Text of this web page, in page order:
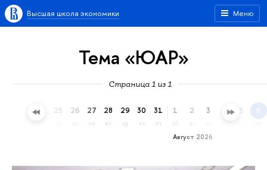
Меню
Высшая школа экономики
Тема «ЮАР»
Страница 1 из 1
24 25 26 27
пн
28
вт
29
ср
30
чт
31
пт
Август 2026
1
сб
2 3 4 5 6
чт